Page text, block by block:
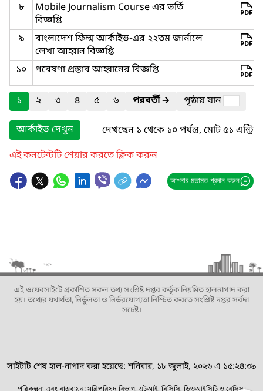
৮
Mobile Journalism Course এর ভর্তি
বিজ্ঞপ্তি
৯
বাংলাদেশ ফিল্ম আর্কাইভ-এর ২২তম জার্নালে
লেখা আহ্বান বিজ্ঞপ্তি
১০
গবেষণা প্রস্তাব আহ্বানের বিজ্ঞপ্তি
১ ২ ৩ ৪ ৫ ৬ পরবর্তী🡲 পৃষ্ঠায় যান
আর্কাইভ দেখুন
দেখছেন ১ থেকে ১০ পর্যন্ত, মোট ৫১ এন্ট্রি
এই কনটেন্টটি শেয়ার করতে ক্লিক করুন
আপনার মতামত প্রদান করুন
এই ওয়েবসাইটে প্রকাশিত সকল তথ্য সংশ্লিষ্ট দপ্তর কর্তৃক নিয়মিত হালনাগাদ করা
হয়। তথ্যের যথার্থতা, নির্ভুলতা ও নির্ভরযোগ্যতা নিশ্চিত করতে সংশ্লিষ্ট দপ্তর সর্বদা
সচেষ্ট।
সাইটটি শেষ হাল-নাগাদ করা হয়েছে: শনিবার, ১৮ জুলাই, ২০২৬ এ ১৫:২৪:৩৯
পরিকল্পনা এবং বাস্তবায়ন: মন্ত্রিপরিষদ বিভাগ, এটুআই, বিসিসি, ডিওআইসিটি ও বেসিস।